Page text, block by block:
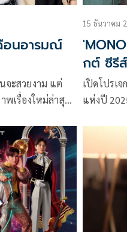
อนอารมณ์
ะสวยงาม แต่
เรื่องใหม่ล่าสุด
บซ้อน ท่ามกลาง
ละเกมแก้แค้นสุด
15 ธันวาคม
กต์ ซีรี
เปิดโปรเ
แห่งปี
แพลตฟอ